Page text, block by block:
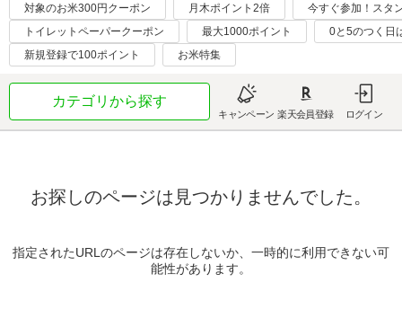
対象のお米300円クーポン
月木ポイント2倍
今すぐ参加！スタ
トイレットペーパークーポン
最大1000ポイント
0と5のつく日
新規登録で100ポイント
お米特集
カテゴリから探す
キャンペーン 楽天会員登録 ログイン
お探しのページは見つかりませんでした。
指定されたURLのページは存在しないか、一時的に利用できない可
能性があります。